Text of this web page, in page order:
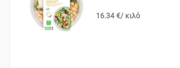
16.34 €/ κιλό